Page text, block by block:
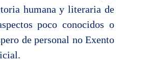
humana y literaria de
poco conocidos o
de personal no Exento